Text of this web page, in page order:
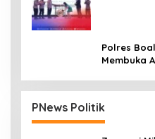
Polres
Membuka
PNews Politik